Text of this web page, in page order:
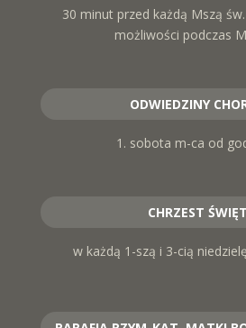
30 minut przed każdą Mszą
możliwości podczas
ODWIEDZINY
1. sobota m-ca od
CHRZEST
w każdą 1-szą i 3-cią